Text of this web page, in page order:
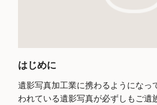
はじめに
遺影写真加工業に携わるようになっ
われている遺影写真が必ずしもご